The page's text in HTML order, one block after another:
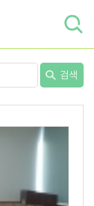
검색